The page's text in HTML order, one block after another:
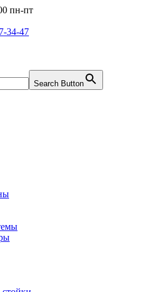
пн-пт
34-47
Search Button